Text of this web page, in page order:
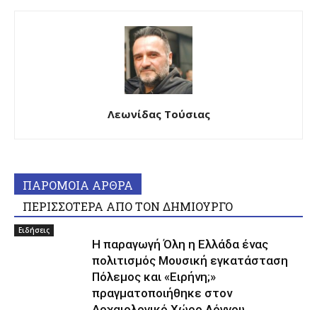
Λεωνίδας Τούσιας
ΠΑΡΟΜΟΙΑ ΑΡΘΡΑ
ΠΕΡΙΣΣΟΤΕΡΑ ΑΠΟ ΤΟΝ ΔΗΜΙΟΥΡΓΟ
Ειδήσεις
Η παραγωγή Όλη η Ελλάδα ένας
πολιτισμός Μουσική εγκατάσταση
Πόλεμος και «Ειρήνη;»
πραγματοποιήθηκε στον